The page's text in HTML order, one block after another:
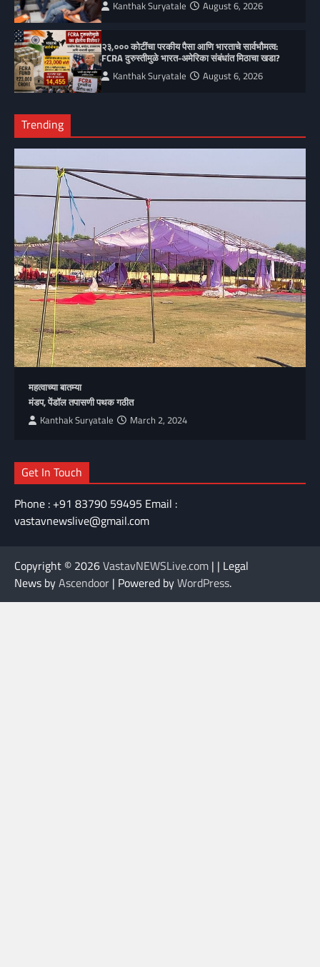
Kanthak Suryatale August 6, 2026
२३,००० कोटींचा परकीय पैसा आणि भारताचे सार्वभौमत्व:
FCRA दुरुस्तीमुळे भारत-अमेरिका संबंधांत मिठाचा खडा?
Kanthak Suryatale August 6, 2026
Trending
महत्वाच्या बातम्या
मंडप, पेंडॉल तपासणी पथक गठीत
Kanthak Suryatale March 2, 2024
Get In Touch
Phone : +91 83790 59495 Email :
vastavnewslive@gmail.com
Copyright © 2026VastavNEWSLive.com | | Legal
News byAscendoor | Powered byWordPress.